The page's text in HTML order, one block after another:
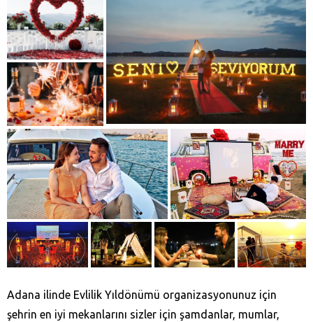
Adana ilinde Evlilik Yıldönümü organizasyonunuz için
şehrin en iyi mekanlarını sizler için şamdanlar, mumlar,